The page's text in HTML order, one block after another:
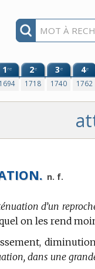
1re
1694
2e
1718
3e
1740
4e
1762
n. f.
d’un
on les rend
diminution
dans une